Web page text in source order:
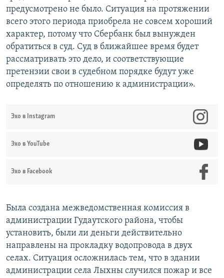
предусмотрено не было. Ситуация на протяжении
всего этого периода приобрела не совсем хороший
характер, потому что Сбербанк был вынужден
обратиться в суд. Суд в ближайшее время будет
рассматривать это дело, и соответствующие
претензии свои в судебном порядке будут уже
определять по отношению к администрации».
Эхо в Instagram
Эхо в YouTube
Эхо в Facebook
Была создана межведомственная комиссия в
администрации Гудаутского района, чтобы
установить, были ли деньги действительно
направлены на прокладку водопровода в двух
селах. Ситуация осложнилась тем, что в здании
администрации села Лыхны случился пожар и все